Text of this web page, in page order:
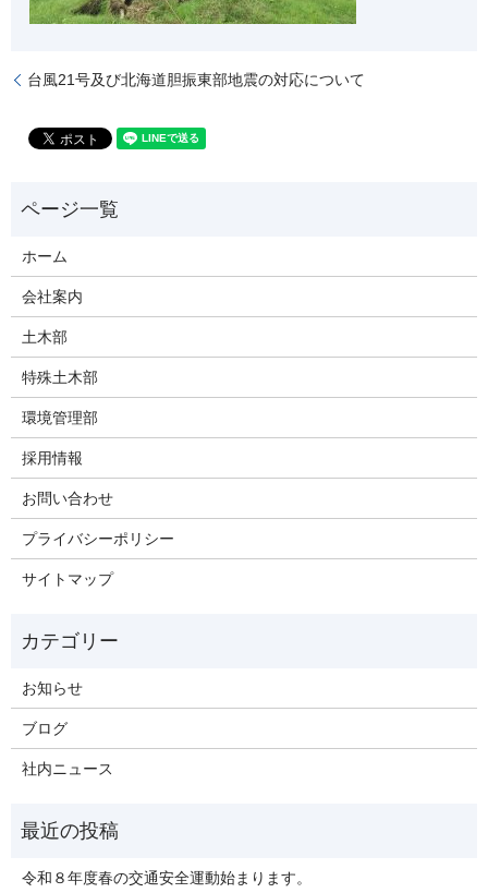
台風21号及び北海道胆振東部地震の対応について
ホーム
会社案内
土木部
特殊土木部
環境管理部
採用情報
お問い合わせ
プライバシーポリシー
サイトマップ
お知らせ
ブログ
社内ニュース
令和８年度春の交通安全運動始まります。